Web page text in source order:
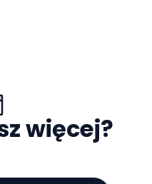
więcej?